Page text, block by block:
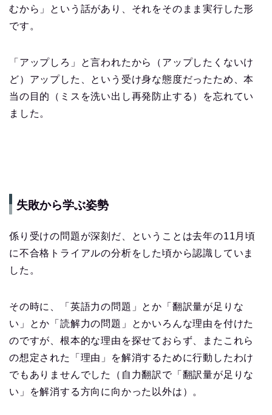
むから」という話があり、それをそのまま実行した形
です。
「アップしろ」と言われたから（アップしたくないけ
ど）アップした、という受け身な態度だったため、本
当の目的（ミスを洗い出し再発防止する）を忘れてい
ました。
失敗から学ぶ姿勢
係り受けの問題が深刻だ、ということは去年の11月頃
に不合格トライアルの分析をした頃から認識していま
した。
その時に、「英語力の問題」とか「翻訳量が足りな
い」とか「読解力の問題」とかいろんな理由を付けた
のですが、根本的な理由を探せておらず、またこれら
の想定された「理由」を解消するために行動したわけ
でもありませんでした（自力翻訳で「翻訳量が足りな
い」を解消する方向に向かった以外は）。